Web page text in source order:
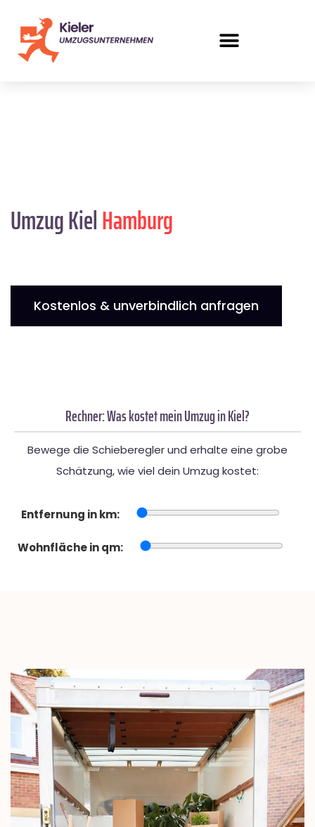
Umzug KielHamburg
Kostenlos & unverbindlich anfragen
Rechner: Was kostet mein Umzug in Kiel?
Bewege die Schieberegler und erhalte eine grobe
Schätzung, wie viel dein Umzug kostet:
Entfernung in km:
Wohnfläche in qm: